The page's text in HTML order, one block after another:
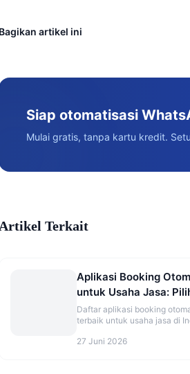
Bagikan artikel ini
Siap otomatisasi
Mulai gratis, tanpa kartu kredit.
Artikel Terkait
Aplikasi Booking
untuk Usaha Jasa:
Terbaik 2026
Daftar aplikasi booking
terbaik untuk usaha jasa di
rekomendasi sesuai jenis
27 Juni 2026